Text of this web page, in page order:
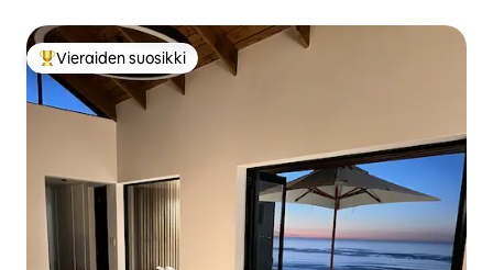
Vieraiden suosikkien parhaimmistoa
Vieraiden suosikki